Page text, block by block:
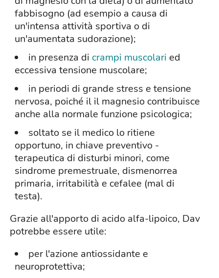
fabbisogno (ad esempio a causa di
un'intensa attività sportiva o di
un'aumentata sudorazione);
in presenza di crampi muscolari ed
eccessiva tensione muscolare;
in periodi di grande stress e tensione
nervosa, poiché il il magnesio contribuisce
anche alla normale funzione psicologica;
soltato se il medico lo ritiene
opportuno, in chiave preventivo -
terapeutica di disturbi minori, come
sindrome premestruale, dismenorrea
primaria, irritabilità e cefalee (mal di
testa).
Grazie all'apporto di acido alfa-lipoico, Dav
potrebbe essere utile:
per l'azione antiossidante e
neuroprotettiva;